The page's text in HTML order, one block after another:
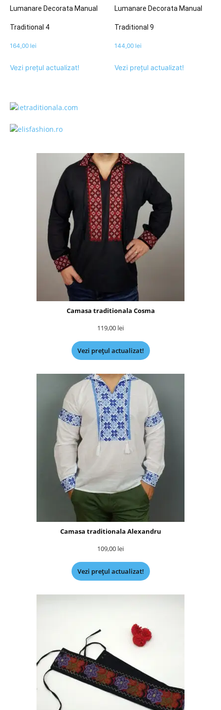
Lumanare Decorata Manual
Traditional 4
164,00 lei
Vezi prețul actualizat!
Lumanare Decorata Manual
Traditional 9
144,00 lei
Vezi prețul actualizat!
Camasa traditionala Cosma
119,00 lei
Vezi prețul actualizat!
Camasa traditionala Alexandru
109,00 lei
Vezi prețul actualizat!